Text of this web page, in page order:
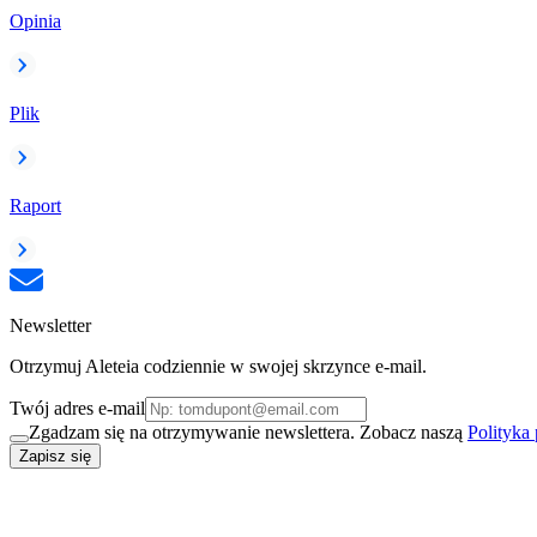
Opinia
Plik
Raport
Newsletter
Otrzymuj Aleteia codziennie w swojej skrzynce e-mail.
Twój adres e-mail
Zgadzam się na otrzymywanie newslettera. Zobacz naszą Polityka
Zapisz się